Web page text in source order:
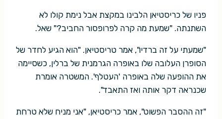
פניו של כריסטיאן הלבינו במקצת אבל נימת קולו לא
השתנתה. "שמעת מה קרה לפרופסור החביב?" שאל.
"שמעתי על זה ברדיו", אמר טריסטיאן. "הוא הגיע לחדר של
הסופרן העלובה שלו באופרה הגרמנית של ברלין, כשסיימה
את ההופעה שלה באופרה 'העטלף'. המשטרה אומרת
שכנראה דקר אותה ואז התאבד".
"זה ההסבר הפשוט", אמר כריסטיאן, "אני מניח שלא טרחת